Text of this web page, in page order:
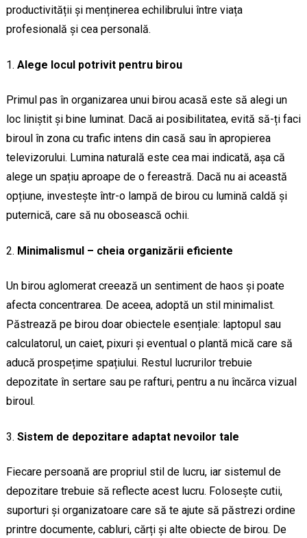
productivității și menținerea echilibrului între viața
profesională și cea personală.
Alege locul potrivit pentru birou
Primul pas în organizarea unui birou acasă este să alegi un
loc liniștit și bine luminat. Dacă ai posibilitatea, evită să-ți faci
biroul în zona cu trafic intens din casă sau în apropierea
televizorului. Lumina naturală este cea mai indicată, așa că
alege un spațiu aproape de o fereastră. Dacă nu ai această
opțiune, investește într-o lampă de birou cu lumină caldă și
puternică, care să nu obosească ochii.
Minimalismul – cheia organizării eficiente
Un birou aglomerat creează un sentiment de haos și poate
afecta concentrarea. De aceea, adoptă un stil minimalist.
Păstrează pe birou doar obiectele esențiale: laptopul sau
calculatorul, un caiet, pixuri și eventual o plantă mică care să
aducă prospețime spațiului. Restul lucrurilor trebuie
depozitate în sertare sau pe rafturi, pentru a nu încărca vizual
biroul.
Sistem de depozitare adaptat nevoilor tale
Fiecare persoană are propriul stil de lucru, iar sistemul de
depozitare trebuie să reflecte acest lucru. Folosește cutii,
suporturi și organizatoare care să te ajute să păstrezi ordine
printre documente, cabluri, cărți și alte obiecte de birou. De